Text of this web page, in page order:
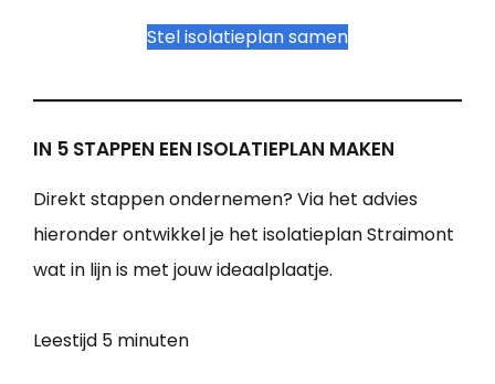
Stel isolatieplan samen
IN 5 STAPPEN EEN ISOLATIEPLAN MAKEN
Direkt stappen ondernemen? Via het advies
hieronder ontwikkel je het isolatieplan Straimont
wat in lijn is met jouw ideaalplaatje.
Leestijd 5 minuten